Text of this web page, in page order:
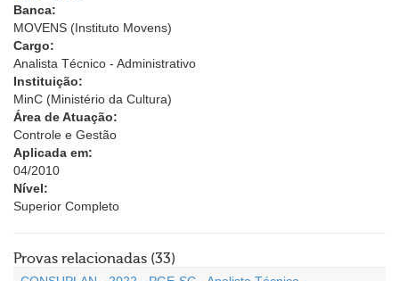
Banca:
MOVENS (Instituto Movens)
Cargo:
Analista Técnico - Administrativo
Instituição:
MinC (Ministério da Cultura)
Área de Atuação:
Controle e Gestão
Aplicada em:
04/2010
Nível:
Superior Completo
Provas relacionadas (33)